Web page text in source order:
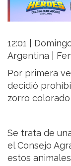
12:01 |
Argentina |
Por primera
decidió
zorro
Se trata de
el Consejo
estos